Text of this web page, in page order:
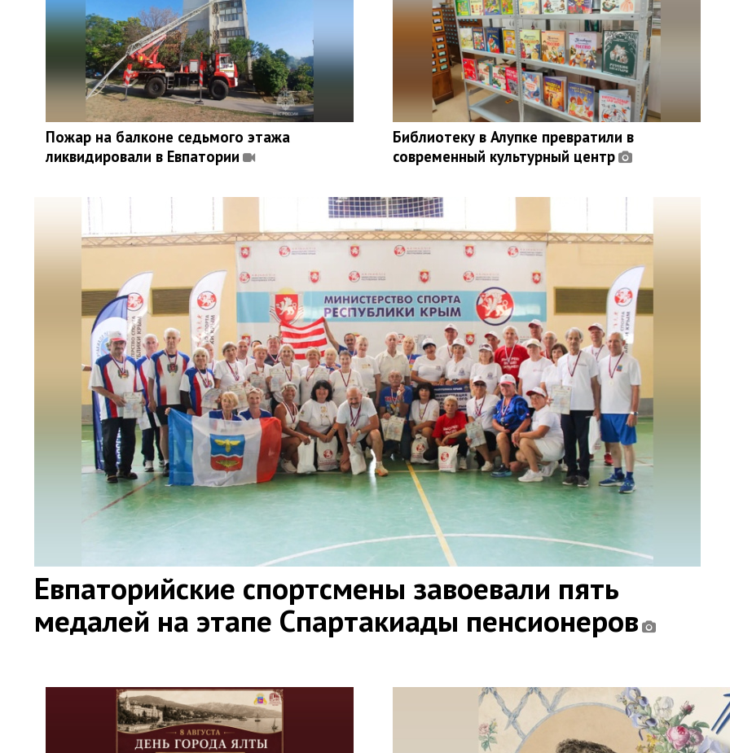
Пожар на балконе седьмого этажа
ликвидировали в Евпатории
Библиотеку в Алупке превратили в
современный культурный центр
Евпаторийские спортсмены завоевали пять
медалей на этапе Спартакиады пенсионеров